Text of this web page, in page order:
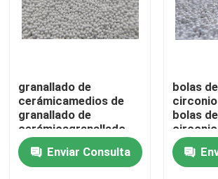
Control de Calidad
Contacto
Solicitar una cotización
Medios de voladura de cerámica
granallado de
cerámicamedios de
granallado de
cerámicagranallado
de circoniobolas de
cerámica de
granallado
Enviar Consulta
bolas
bolas
con